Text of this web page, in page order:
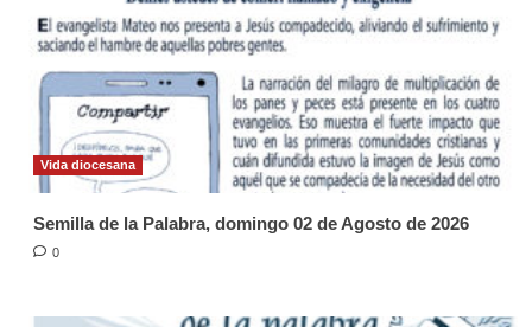
Vida diocesana
Semilla de la Palabra, domingo 02 de Agosto de 2026
0